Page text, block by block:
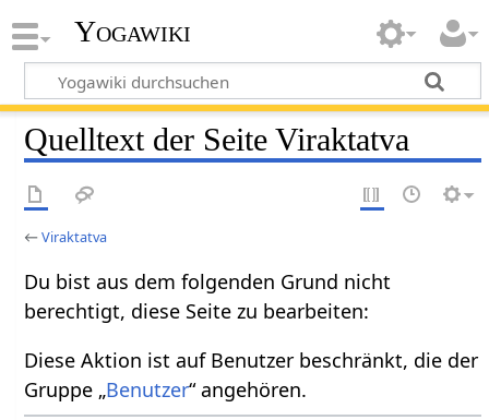
Yogawiki
Quelltext der Seite Viraktatva
←Viraktatva
Du bist aus dem folgenden Grund nicht
berechtigt, diese Seite zu bearbeiten:
Diese Aktion ist auf Benutzer beschränkt, die der
Gruppe „Benutzer“ angehören.